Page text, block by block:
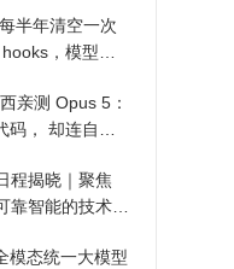
半年清空一次
，模型自
亲测 Opus 5：
， 却连自己
程揭晓｜聚焦
智能的技术路
模态统一大模型